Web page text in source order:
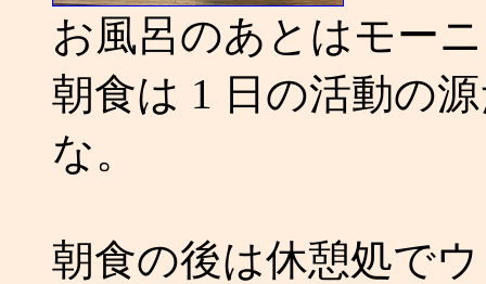
お風呂のあとはモー
朝食は 1 日の活動の
な。
朝食の後は休憩処で